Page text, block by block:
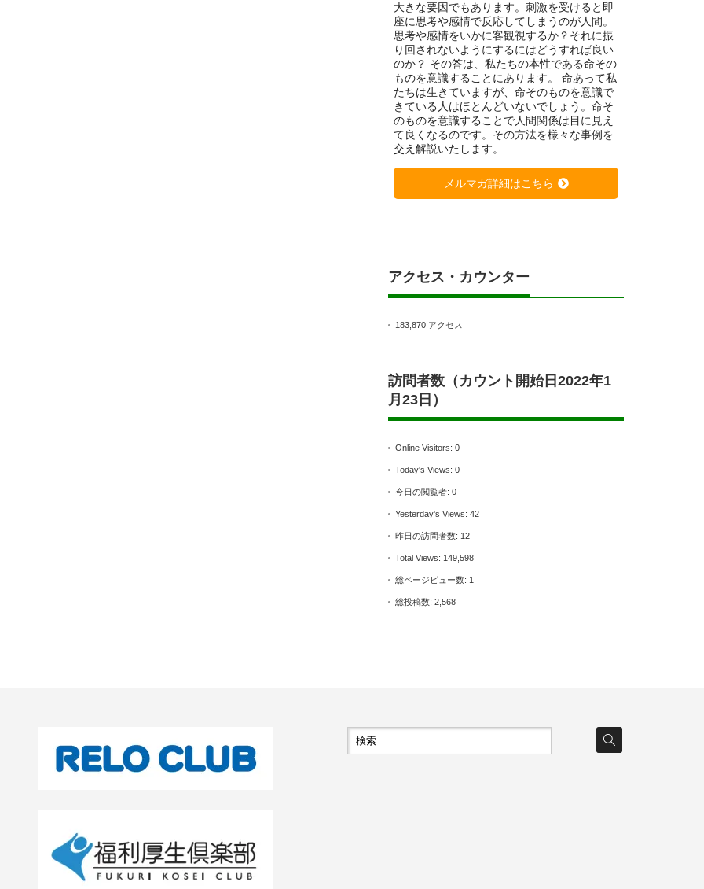
大きな要因でもあります。刺激を受けると即
座に思考や感情で反応してしまうのが人間。
思考や感情をいかに客観視するか？それに振
り回されないようにするにはどうすれば良い
のか？ その答は、私たちの本性である命その
ものを意識することにあります。 命あって私
たちは生きていますが、命そのものを意識で
きている人はほとんどいないでしょう。命そ
のものを意識することで人間関係は目に見え
て良くなるのです。その方法を様々な事例を
交え解説いたします。
メルマガ詳細はこちら
アクセス・カウンター
183,870 アクセス
訪問者数（カウント開始日2022年1
月23日）
Online Visitors: 0
Today's Views: 0
今日の閲覧者: 0
Yesterday's Views: 42
昨日の訪問者数: 12
Total Views: 149,598
総ページビュー数: 1
総投稿数: 2,568